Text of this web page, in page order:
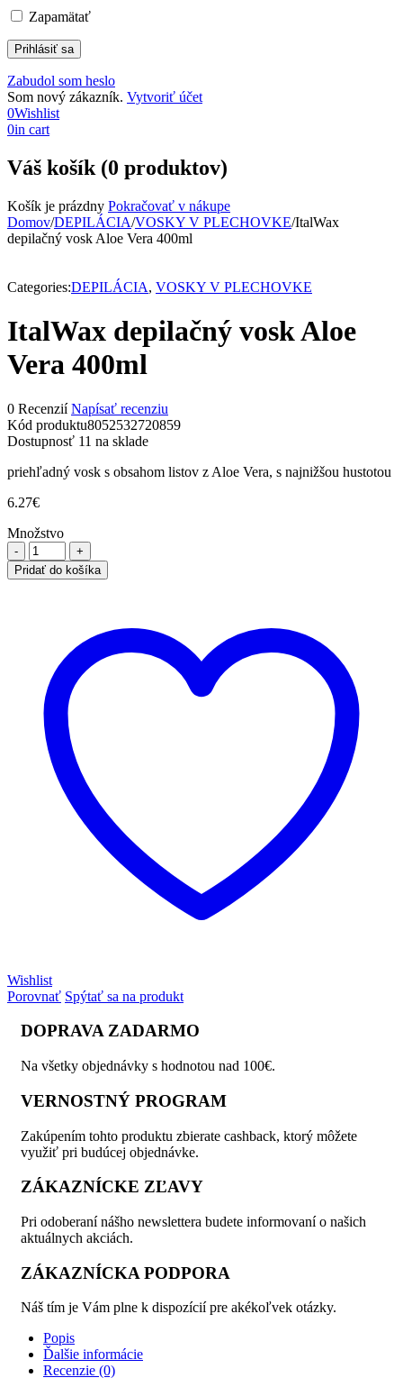
Zapamätať
Zabudol som heslo
Som nový zákazník. Vytvoriť účet
0Wishlist
0in cart
Váš košík (0 produktov)
Košík je prázdny Pokračovať v nákupe
Domov/DEPILÁCIA/VOSKY V PLECHOVKE/ItalWax
depilačný vosk Aloe Vera 400ml
Categories:DEPILÁCIA, VOSKY V PLECHOVKE
ItalWax depilačný vosk Aloe
Vera 400ml
0 Recenzií Napísať recenziu
Kód produktu8052532720859
Dostupnosť 11 na sklade
priehľadný vosk s obsahom listov z Aloe Vera, s najnižšou hustotou
6.27€
Množstvo
množstvo
ItalWax
depilačný
Pridať do košíka
Wishlist
Porovnať Spýtať sa na produkt
DOPRAVA ZADARMO
Na všetky objednávky s hodnotou nad 100€.
VERNOSTNÝ PROGRAM
Zakúpením tohto produktu zbierate cashback, ktorý môžete
využiť pri budúcej objednávke.
ZÁKAZNÍCKE ZĽAVY
Pri odoberaní nášho newslettera budete informovaní o našich
aktuálnych akciách.
ZÁKAZNÍCKA PODPORA
Náš tím je Vám plne k dispozícií pre akékoľvek otázky.
Popis
Ďalšie informácie
Recenzie (0)